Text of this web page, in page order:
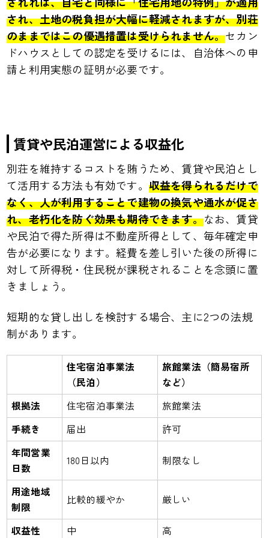
され、土地の税負担が大幅に軽減されますが、別荘
のままではこの優遇措置は受けられません。セカン
ドハウスとしての認定を受けるには、自治体への申
請と利用実態の証明が必要です。
賃貸や民泊運営による収益化
別荘を維持するコストを賄うため、賃貸や民泊とし
て活用する方法も有効です。 収益を得られるだけで
なく、人が利用することで建物の換気や通水が促さ
れ、老朽化を防ぐ効果も期待できます。なお、賃貸
や民泊で得た所得は不動産所得として、毎年確定申
告が必要になります。経費を差し引いた後の所得に
対して所得税・住民税が課税されることを念頭に置
きましょう。
短期的な貸し出しを検討する場合、主に2つの法規
制があります。
住宅宿泊事業法
（民泊）
旅館業法（簡易宿所
など）
根拠法
住宅宿泊事業法
旅館業法
手続き
届出
許可
年間営業
日数
180日以内 制限なし
用途地域
制限
比較的緩やか 厳しい
収益性 中 高